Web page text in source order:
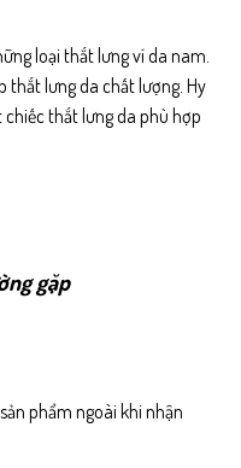
loại thắt lưng ví da nam.
thắt lưng da chất lượng. Hy
thắt lưng da phù hợp
gặp
phẩm ngoài khi nhận